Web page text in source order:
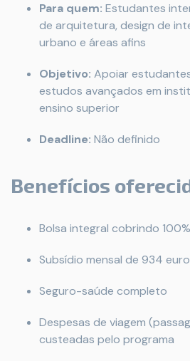
Para quem: Estudantes
de arquitetura, design de
urbano e áreas afins
Objetivo: Apoiar
estudos avançados em
ensino superior
Deadline: Não definido
Benefícios
Bolsa integral cobrindo
Subsídio mensal de 934
Seguro-saúde completo
Despesas de viagem
custeadas pelo programa